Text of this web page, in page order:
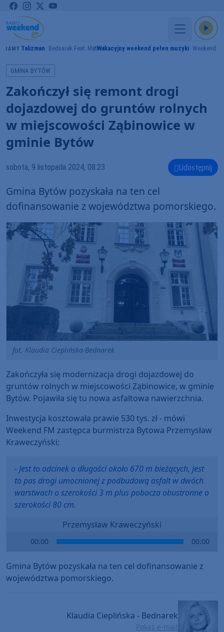
GRAMY Talizman Bednarek Feat. MatheoWakacyjny weekend pełen muzyki Weekend
GMINA BYTÓW
Zakończył się remont drogi
dojazdowej do gruntów rolnych
w miejscowości Ząbinowice w
gminie Bytów
sobota, 9 listopada 2024, 08:23 Udostępnij
Gmina Bytów pozyskała na ten cel
dofinansowanie z województwa pomorskiego.
fot. Klaudia Cieplińska-Bednarek
Zakończyła się modernizacja drogi dojazdowej do
gruntów rolnych w miejscowości Ząbinowice, w gminie
Bytów. Pojawiła się tu nowa asfaltowa nawierzchnia.
Inwestycja kosztowała prawie 530 tys. zł - mówi
Weekend FM zastępca burmistrza Bytowa Przemysław
Kraweczyński:
- Jest to odcinek o długości około 670 m bieżących, jest
to pas drogi umocnionej z podbudową asfalt w dwóch
warstwach o szerokości 3 m plus pobocza obustronne o
szerokości 80 cm.
Przemysław Kraweczyński
00:00 00:00
Gmina Bytów pozyskała na ten cel dofinansowanie z
województwa pomorskiego.
Klaudia Cieplińska - Bednarek
Pokaż e-mail